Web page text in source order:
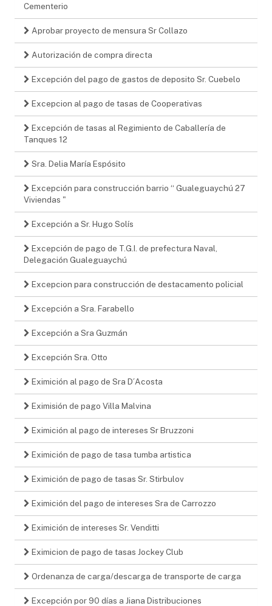
Cementerio
Aprobar proyecto de mensura Sr Collazo
Autorización de compra directa
Excepción del pago de gastos de deposito Sr. Cuebelo
Excepcion al pago de tasas de Cooperativas
Excepción de tasas al Regimiento de Caballería de
Tanques 12
Sra. Delia María Espósito
Excepción para construcción barrio “ Gualeguaychú 27
Viviendas "
Excepción a Sr. Hugo Solís
Excepción de pago de T.G.I. de prefectura Naval,
Delegación Gualeguaychú
Excepcion para construcción de destacamento policial
Excepción a Sra. Farabello
Excepción a Sra Guzmán
Excepción Sra. Otto
Eximición al pago de Sra D´Acosta
Eximisión de pago Villa Malvina
Eximición al pago de intereses Sr Bruzzoni
Eximición de pago de tasa tumba artistica
Eximición de pago de tasas Sr. Stirbulov
Eximición del pago de intereses Sra de Carrozzo
Eximición de intereses Sr. Venditti
Eximicion de pago de tasas Jockey Club
Ordenanza de carga/descarga de transporte de carga
Excepción por 90 días a Jiana Distribuciones